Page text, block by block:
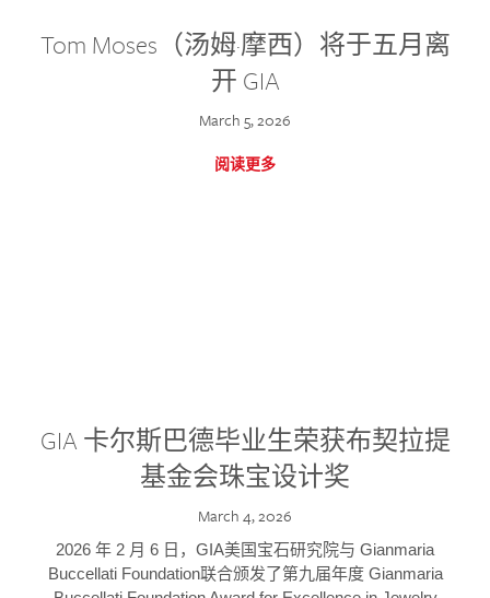
Tom Moses（汤姆·摩西）将于五月离
开 GIA
March 5, 2026
阅读更多
GIA 卡尔斯巴德毕业生荣获布契拉提
基金会珠宝设计奖
March 4, 2026
2026 年 2 月 6 日，GIA美国宝石研究院与 Gianmaria
Buccellati Foundation联合颁发了第九届年度 Gianmaria